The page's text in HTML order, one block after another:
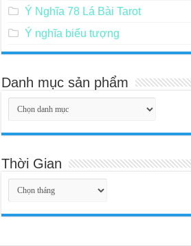
Ý Nghĩa 78 Lá Bài Tarot
Ý nghĩa biểu tượng
Danh mục sản phẩm
Thời Gian
Thời
Gian